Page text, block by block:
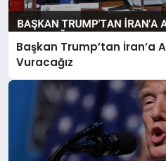
Başkan Trump’tan İran’a
Vuracağız